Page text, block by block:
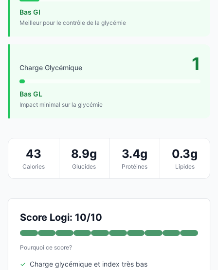
Bas GI
Meilleur pour le contrôle de la glycémie
Charge Glycémique 1
Bas GL
Impact minimal sur la glycémie
43
Calories
8.9g
Glucides
3.4g
Protéines
0.3g
Lipides
Score Logi: 10/10
Pourquoi ce score?
✓ Charge glycémique et index très bas